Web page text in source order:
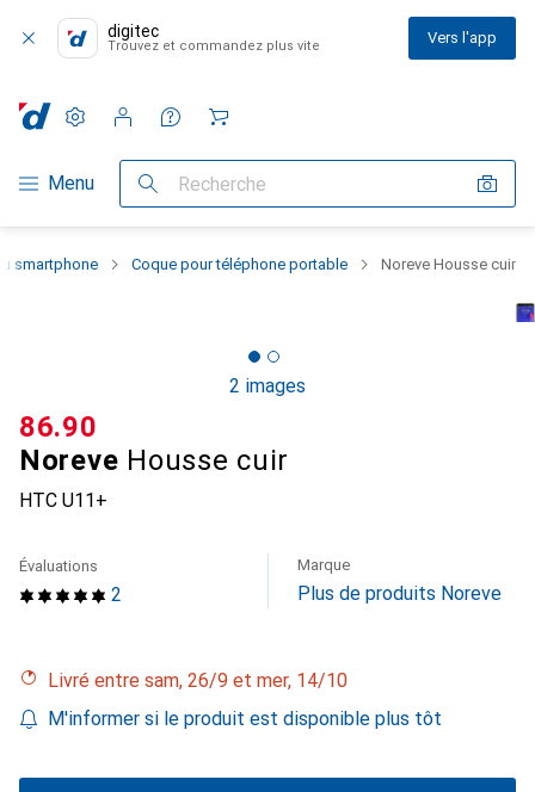
digitec
Trouvez et commandez plus vite Vers l'app
Navigation par catégorie
Menu Recherche
Paramètres
Compte client
Listes de comparaison
Listes d'envies
Panier
smartphone Coque pour téléphone portable Noreve Housse cuir
2 images
Noreve Housse cuir
HTC U11+
CHF
86.90
2
Évaluations Marque
Plus de produits Noreve
Livré entre sam, 26/9 et mer, 14/10
M'informer si le produit est disponible plus tôt